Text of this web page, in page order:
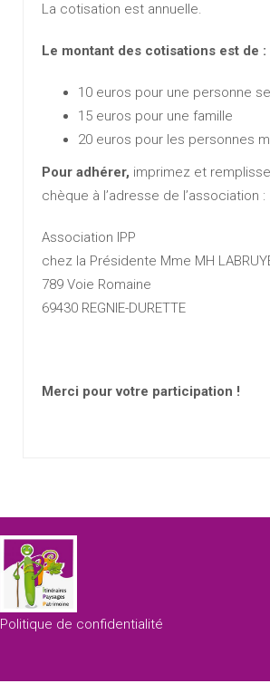
La cotisation est annuelle.
Le montant des cotisations est de :
10 euros pour une personne
15 euros pour une famille
20 euros pour les personnes
Pour adhérer, imprimez et
chèque à l’adresse de l’association :
Association IPP
chez la Présidente Mme MH
789 Voie Romaine
69430 REGNIE-DURETTE
Merci pour votre participation !
Politique de confidentialité